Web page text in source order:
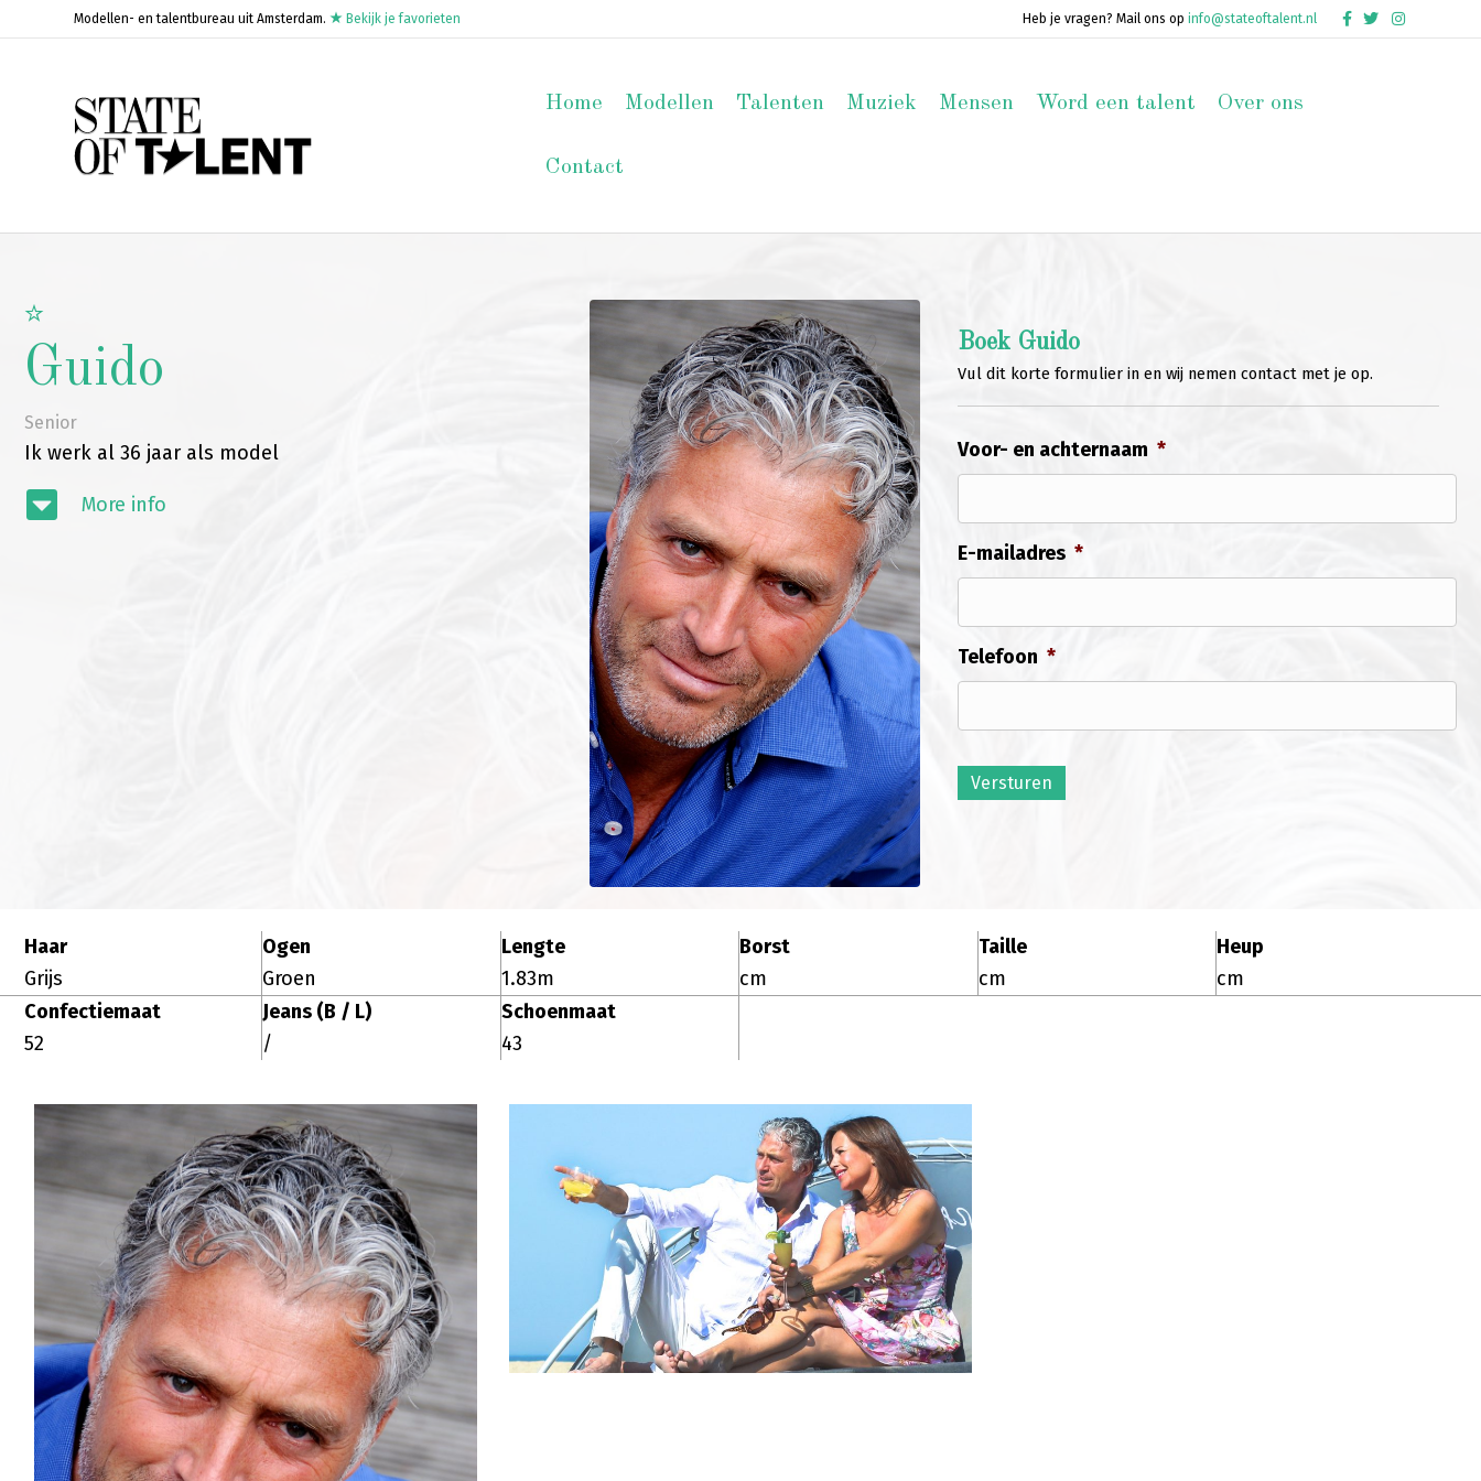
Modellen- en talentbureau uit Amsterdam. Bekijk je favorieten Heb je vragen? Mail ons op info@stateoftalent.nl Facebook
TwitterInstagram
Home Modellen Talenten Muziek Mensen Word een talent Over ons
Contact
Guido
Senior
Ik werk al 36 jaar als model
More info
Boek Guido
Vul dit korte formulier in en wij nemen contact met je op.
Voor- en achternaam *
E-mailadres *
Telefoon *
Versturen
Haar
Grijs
Ogen
Groen
Lengte
1.83m
Borst
cm
Taille
cm
Heup
cm
Confectiemaat
52
Jeans (B / L)
/
Schoenmaat
43